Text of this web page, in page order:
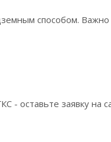
способом. Важно
- оставьте заявку на